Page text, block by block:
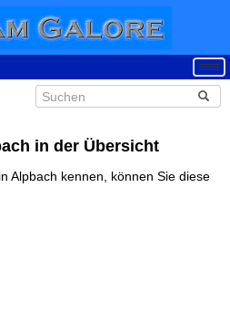
in der Übersicht
Alpbach kennen, können Sie diese